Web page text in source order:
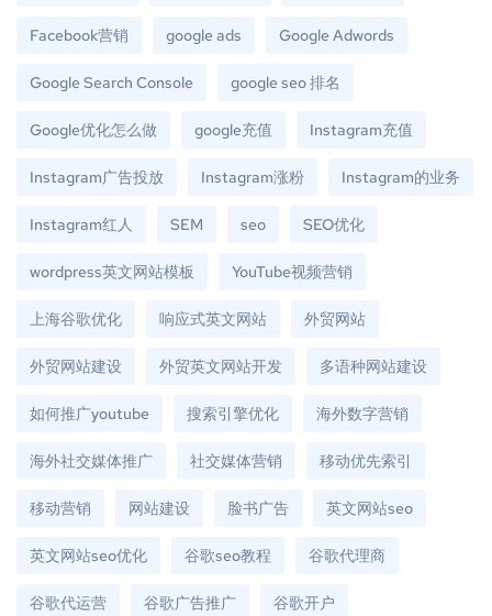
Facebook营销 google ads Google Adwords
Google Search Console google seo 排名
Google优化怎么做 google充值 Instagram充值
Instagram广告投放 Instagram涨粉 Instagram的业务
Instagram红人 SEM seo SEO优化
wordpress英文网站模板 YouTube视频营销
上海谷歌优化 响应式英文网站 外贸网站
外贸网站建设 外贸英文网站开发 多语种网站建设
如何推广youtube 搜索引擎优化 海外数字营销
海外社交媒体推广 社交媒体营销 移动优先索引
移动营销 网站建设 脸书广告 英文网站seo
英文网站seo优化 谷歌seo教程 谷歌代理商
谷歌代运营 谷歌广告推广 谷歌开户